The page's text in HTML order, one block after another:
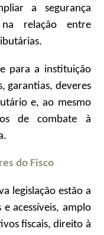
a segurança
relação entre
para a instituição
garantias, deveres
e, ao mesmo
de combate à
do Fisco
legislação estão a
acessíveis, amplo
fiscais, direito à